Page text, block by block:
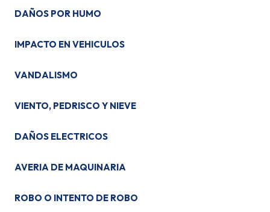
DAÑOS POR HUMO
IMPACTO EN VEHICULOS
VANDALISMO
VIENTO, PEDRISCO Y NIEVE
DAÑOS ELECTRICOS
AVERIA DE MAQUINARIA
ROBO O INTENTO DE ROBO